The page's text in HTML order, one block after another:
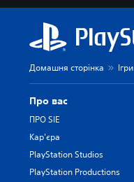
Домашня сторінка Ігри
Про вас
ПРО SIE
Кар'єра
PlayStation Studios
PlayStation Productions